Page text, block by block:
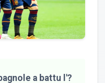
a battu l'?